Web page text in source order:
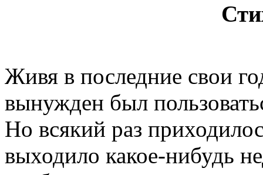
Живя в последние свои
вынужден был
Но всякий раз
выходило какое-нибудь